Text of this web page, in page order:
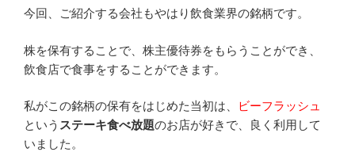
今回、ご紹介する会社もやはり飲食業界の銘柄です。
株を保有することで、株主優待券をもらうことができ、
飲食店で食事をすることができます。
私がこの銘柄の保有をはじめた当初は、
ビーフラッシュ
という ステーキ食べ放題のお店が好きで、良く利用して
いました。